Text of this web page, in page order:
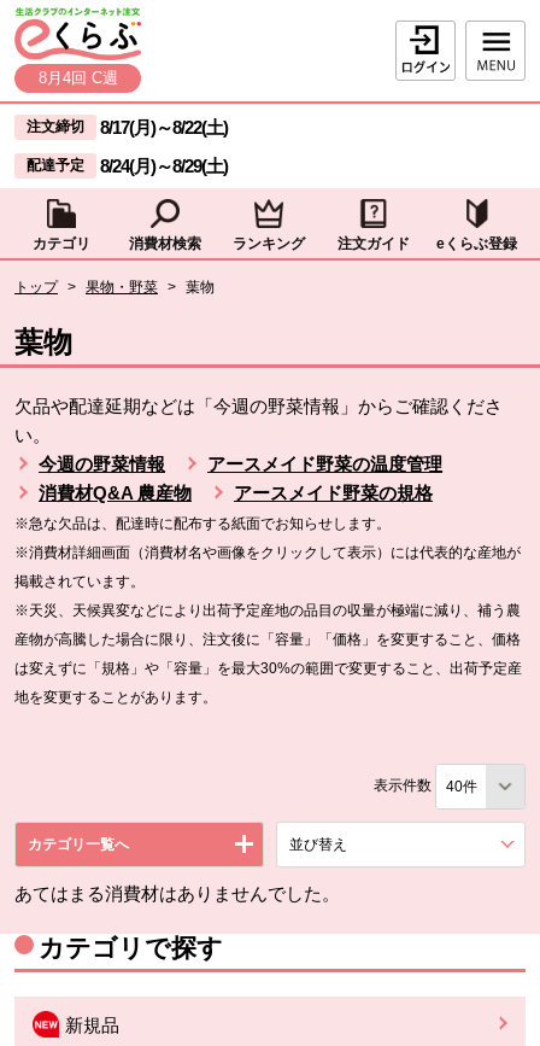
ページの先頭です。
本文へジャンプする。
8月4回 C週
ログイン
ここからサイト内共通メニューです。
サイト内共通メニューをスキップする
注文締切 8/17(月)～8/22(土)
配達予定 8/24(月)～8/29(土)
カテゴリ 消費材検索 ランキング 注文ガイド eくらぶ登録
トップ > 果物・野菜 > 葉物
葉物
欠品や配達延期などは「今週の野菜情報」からご確認くださ
い。
今週の野菜情報
アースメイド野菜の温度管理
消費材Q&A 農産物
アースメイド野菜の規格
※急な欠品は、配達時に配布する紙面でお知らせします。
※消費材詳細画面（消費材名や画像をクリックして表示）には代表的な産地が
掲載されています。
※天災、天候異変などにより出荷予定産地の品目の収量が極端に減り、補う農
産物が高騰した場合に限り、注文後に「容量」「価格」を変更すること、価格
は変えずに「規格」や「容量」を最大30%の範囲で変更すること、出荷予定産
地を変更することがあります。
表示件数
カテゴリ一覧へ 並び替え
あてはまる消費材はありませんでした。
カテゴリで探す
新規品